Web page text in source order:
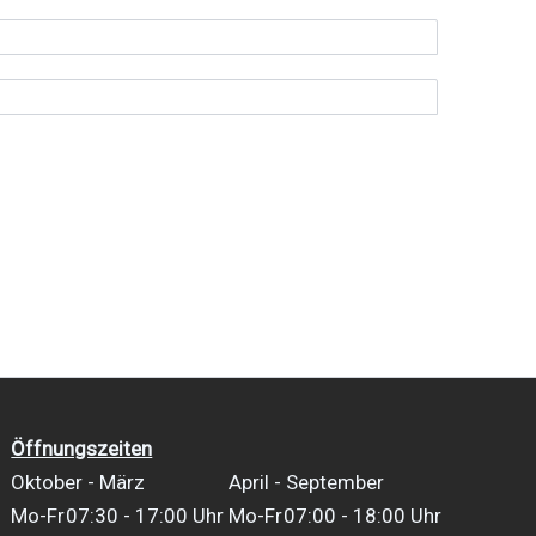
Öffnungszeiten
Oktober - März
April - September
Mo-Fr07:30 - 17:00 Uhr Mo-Fr07:00 - 18:00 Uhr